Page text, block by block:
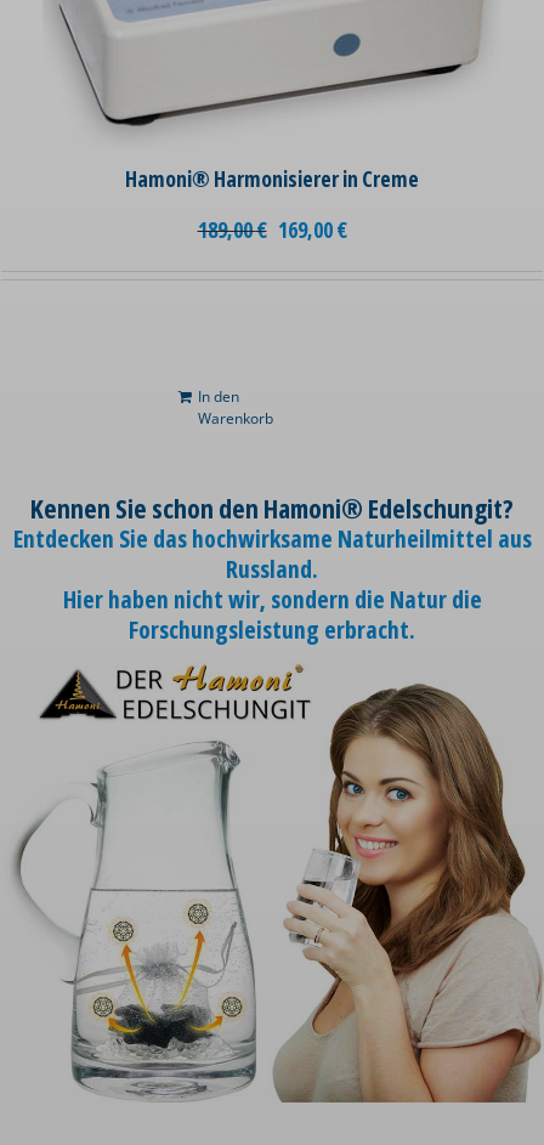
Hamoni® Harmonisierer in Creme
189,00€ 169,00€
In den
Warenkorb
Kennen Sie schon den Hamoni® Edelschungit?
Entdecken Sie das hochwirksame Naturheilmittel aus
Russland.
Hier haben nicht wir, sondern die Natur die
Forschungsleistung erbracht.